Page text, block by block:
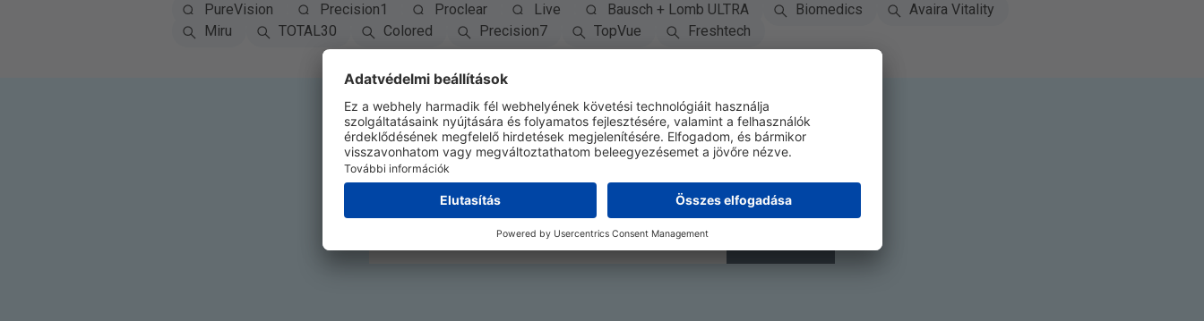
PureVision
Precision1 Proclear Live Bausch + Lomb ULTRA Biomedics
Avaira Vitality
Miru
TOTAL30 Colored Precision7 TopVue Freshtech
Iratkozzon fel a Hírlevélre